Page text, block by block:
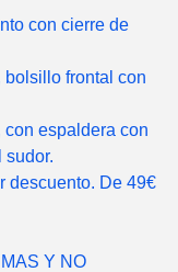
con cierre de
bolsillo frontal con
espaldera con
sudor.
descuento. De 49€
Y NO